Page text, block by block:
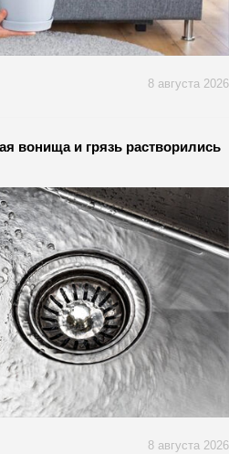
8 августа 2026
вонища и грязь растворились
8 августа 2026